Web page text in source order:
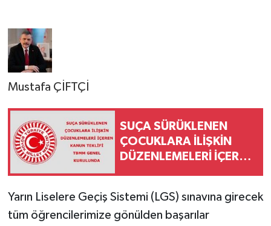
Mustafa ÇİFTÇİ
SUÇA SÜRÜKLENEN
ÇOCUKLARA İLİŞKİN
DÜZENLEMELERİ İÇEREN
Yarın Liselere Geçiş Sistemi (LGS) sınavına girecek
tüm öğrencilerimize gönülden başarılar